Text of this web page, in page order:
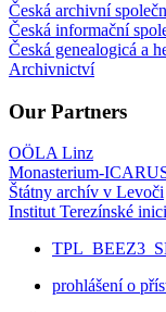
Česká archivní
Česká informační
Česká genealogicá a
Archivnictví
Our Partners
OÖLA Linz
Monasterium-
Štátny archív v Levoči
Institut Terezínské
prohlášení o